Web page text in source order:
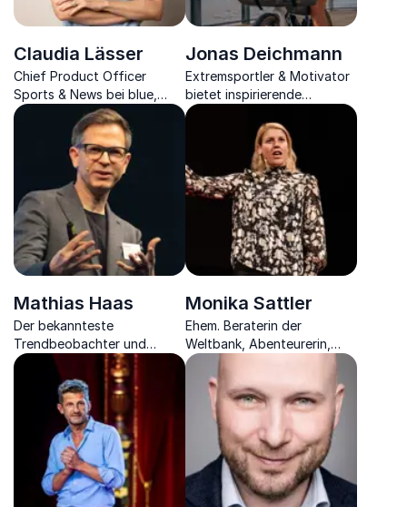
Claudia Lässer
Chief Product Officer
Sports & News bei blue,
Mitglied der
Geschäftsleitung der
Entertainment Programm AG
Jonas Deichmann
Extremsportler & Motivator
bietet inspirierende
Keynotes zu Abenteuer,
Motivation & Erfolg.
Unvergleichliche
Weltrekorde & mitreißende
Geschichten.
Mathias Haas
Der bekannteste
Trendbeobachter und
Zukunftsbegleiter im
deutschsprachigen Raum
Monika Sattler
Ehem. Beraterin der
Weltbank, Abenteurerin,
Ausnahme-Radsportlerin
und Visionärin